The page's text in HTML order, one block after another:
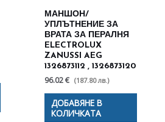
МАНШОН/
УПЛЪТНЕНИЕ ЗА
ВРАТА ЗА ПЕРАЛНЯ
ELECTROLUX
ZANUSSI AEG
1326873112 , 1326873120
96.02 € (187.80 лв.)
ДОБАВЯНЕ В
КОЛИЧКАТА